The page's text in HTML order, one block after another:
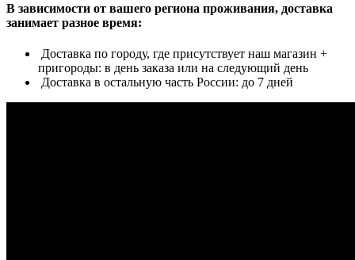
В зависимости от вашего региона проживания, доставка
занимает разное время:
Доставка по городу, где присутствует наш магазин +
пригороды: в день заказа или на следующий день
Доставка в остальную часть России: до 7 дней